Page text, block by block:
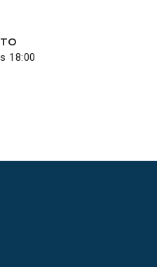
18:00